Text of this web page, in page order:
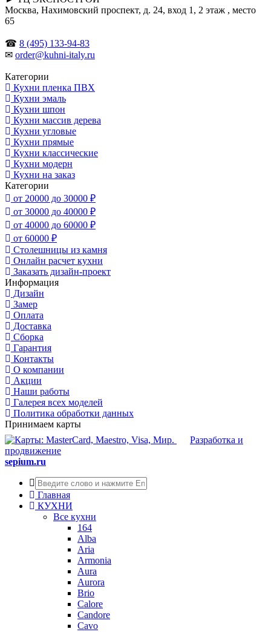
Москва, Нахимовский проспект, д. 24, вход 1, 2 этаж , место
65
☎ 8 (495) 133-94-83
✉ order@kuhni-italy.ru
Категории
Кухни пленка ПВХ
Кухни эмаль
Кухни шпон
Кухни массив дерева
Кухни угловые
Кухни прямые
Кухни классические
Кухни модерн
Кухни на заказ
Категории
от 20000 до 30000 ₽
от 30000 до 40000 ₽
от 40000 до 60000 ₽
от 60000 ₽
Столешницы из камня
Онлайн расчет кухни
Заказать дизайн-проект
Информация
Дизайн
Замер
Оплата
Доставка
Сборка
Гарантия
Контакты
О компании
Акции
Наши работы
Галерея всех моделей
Политика обработки данных
Принимаем карты
Разработка и
продвижение
sepium.ru
Главная
КУХНИ
Все кухни
164
Alba
Aria
Armonia
Aura
Aurora
Brio
Calore
Candore
Cavo